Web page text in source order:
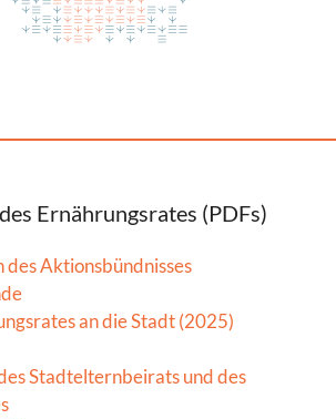
Ernährungsrates (PDFs)
des Aktionsbündnisses
an die Stadt (2025)
Stadtelternbeirats und des